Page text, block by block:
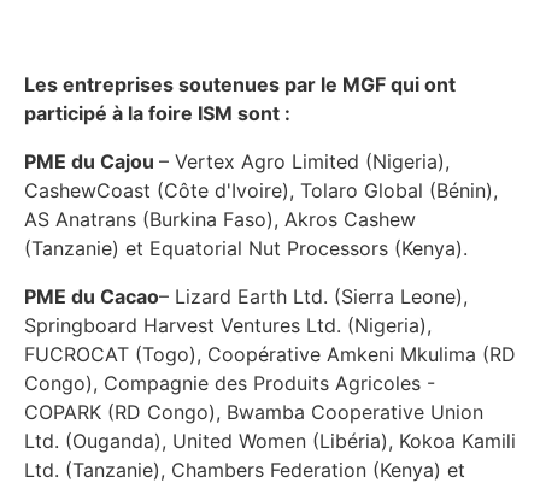
Les entreprises soutenues par le MGF qui ont
participé à la foire ISM sont :
PME du Cajou – Vertex Agro Limited (Nigeria),
CashewCoast (Côte d'Ivoire), Tolaro Global (Bénin),
AS Anatrans (Burkina Faso), Akros Cashew
(Tanzanie) et Equatorial Nut Processors (Kenya).
PME du Cacao– Lizard Earth Ltd. (Sierra Leone),
Springboard Harvest Ventures Ltd. (Nigeria),
FUCROCAT (Togo), Coopérative Amkeni Mkulima (RD
Congo), Compagnie des Produits Agricoles -
COPARK (RD Congo), Bwamba Cooperative Union
Ltd. (Ouganda), United Women (Libéria), Kokoa Kamili
Ltd. (Tanzanie), Chambers Federation (Kenya) et